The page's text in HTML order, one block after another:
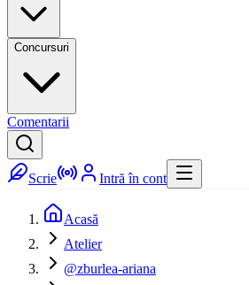
Concursuri
Comentarii
Scrie Intră în cont
Acasă
Atelier
@zburlea-ariana